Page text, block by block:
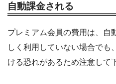
自動課金される
プレミアム会員の費用は、自
しく利用していない場合でも
ける恐れがあるため注意して